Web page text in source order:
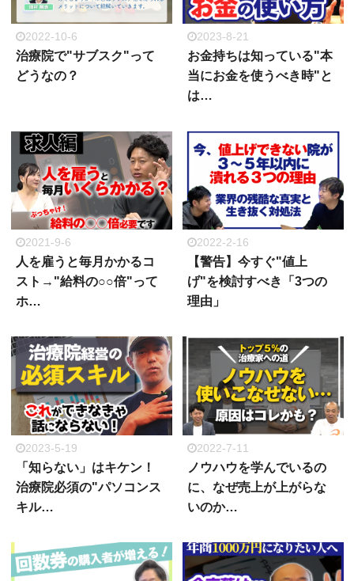
2022-10-6
治療院で"サブスク"って
どうなの？
2023-8-21
お金持ちは知っている"本
当にお金を使うべき時"と
は…
2021-9-6
人を雇うと毎月かかるコ
スト→"給料の○○倍"って
ホ…
2022-2-16
【警告】今すぐ"値上
げ"を検討すべき「3つの
理由」
2023-5-19
「知らない」はキケン！
治療院必須の"パソコンス
キル…
2022-7-11
ノウハウを学んでいるの
に、なぜ売上が上がらな
いのか…